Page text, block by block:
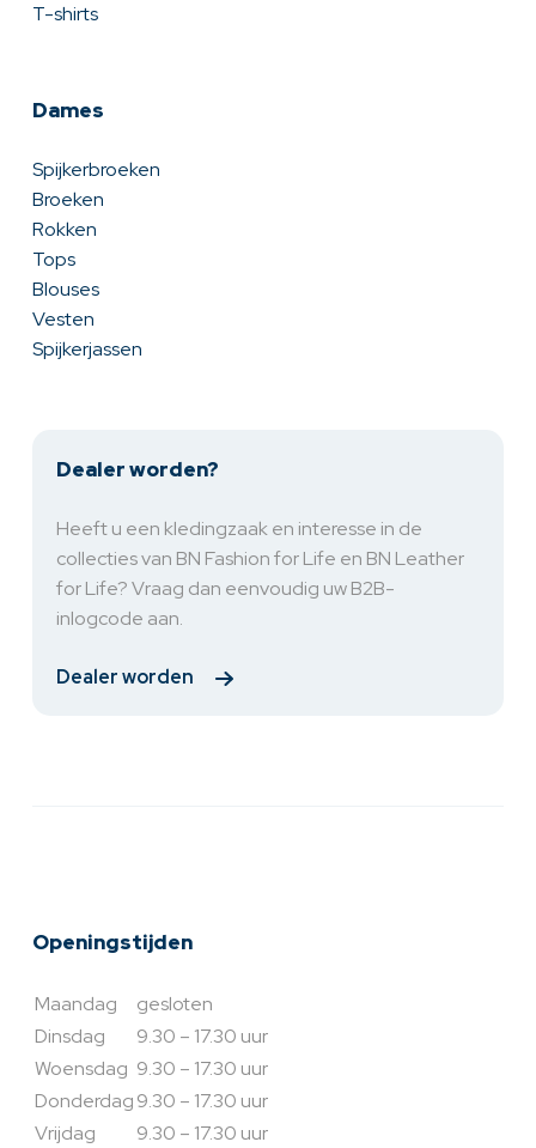
T-shirts
Dames
Spijkerbroeken
Broeken
Rokken
Tops
Blouses
Vesten
Spijkerjassen
Dealer worden?
Heeft u een kledingzaak en interesse in de
collecties van BN Fashion for Life en BN Leather
for Life? Vraag dan eenvoudig uw B2B-
inlogcode aan.
Dealer worden
Openingstijden
Maandag
gesloten
Dinsdag
9.30 – 17.30 uur
Woensdag 9.30 – 17.30 uur
Donderdag9.30 – 17.30 uur
Vrijdag
9.30 – 17.30 uur